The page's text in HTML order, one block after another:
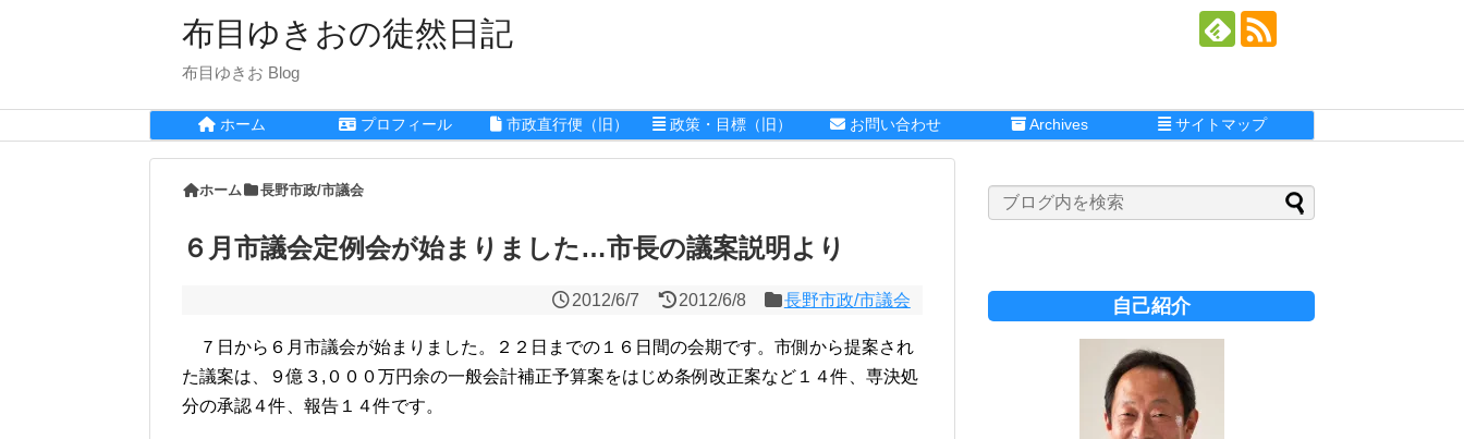
布目ゆきおの徒然日記
布目ゆきお Blog
ホーム プロフィール 市政直行便（旧） 政策・目標（旧） お問い合わせ Archives サイトマップ
ホーム 長野市政/市議会
６月市議会定例会が始まりました…市長の議案説明より
2012/6/7 2012/6/8 長野市政/市議会
７日から６月市議会が始まりました。２２日までの１６日間の会期です。市側から提案され
た議案は、９億３,０００万円余の一般会計補正予算案をはじめ条例改正案など１４件、専決処
分の承認４件、報告１４件です。
自己紹介